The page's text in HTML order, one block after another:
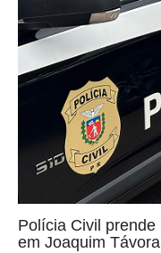
Polícia Civil
em Joaquim Távora